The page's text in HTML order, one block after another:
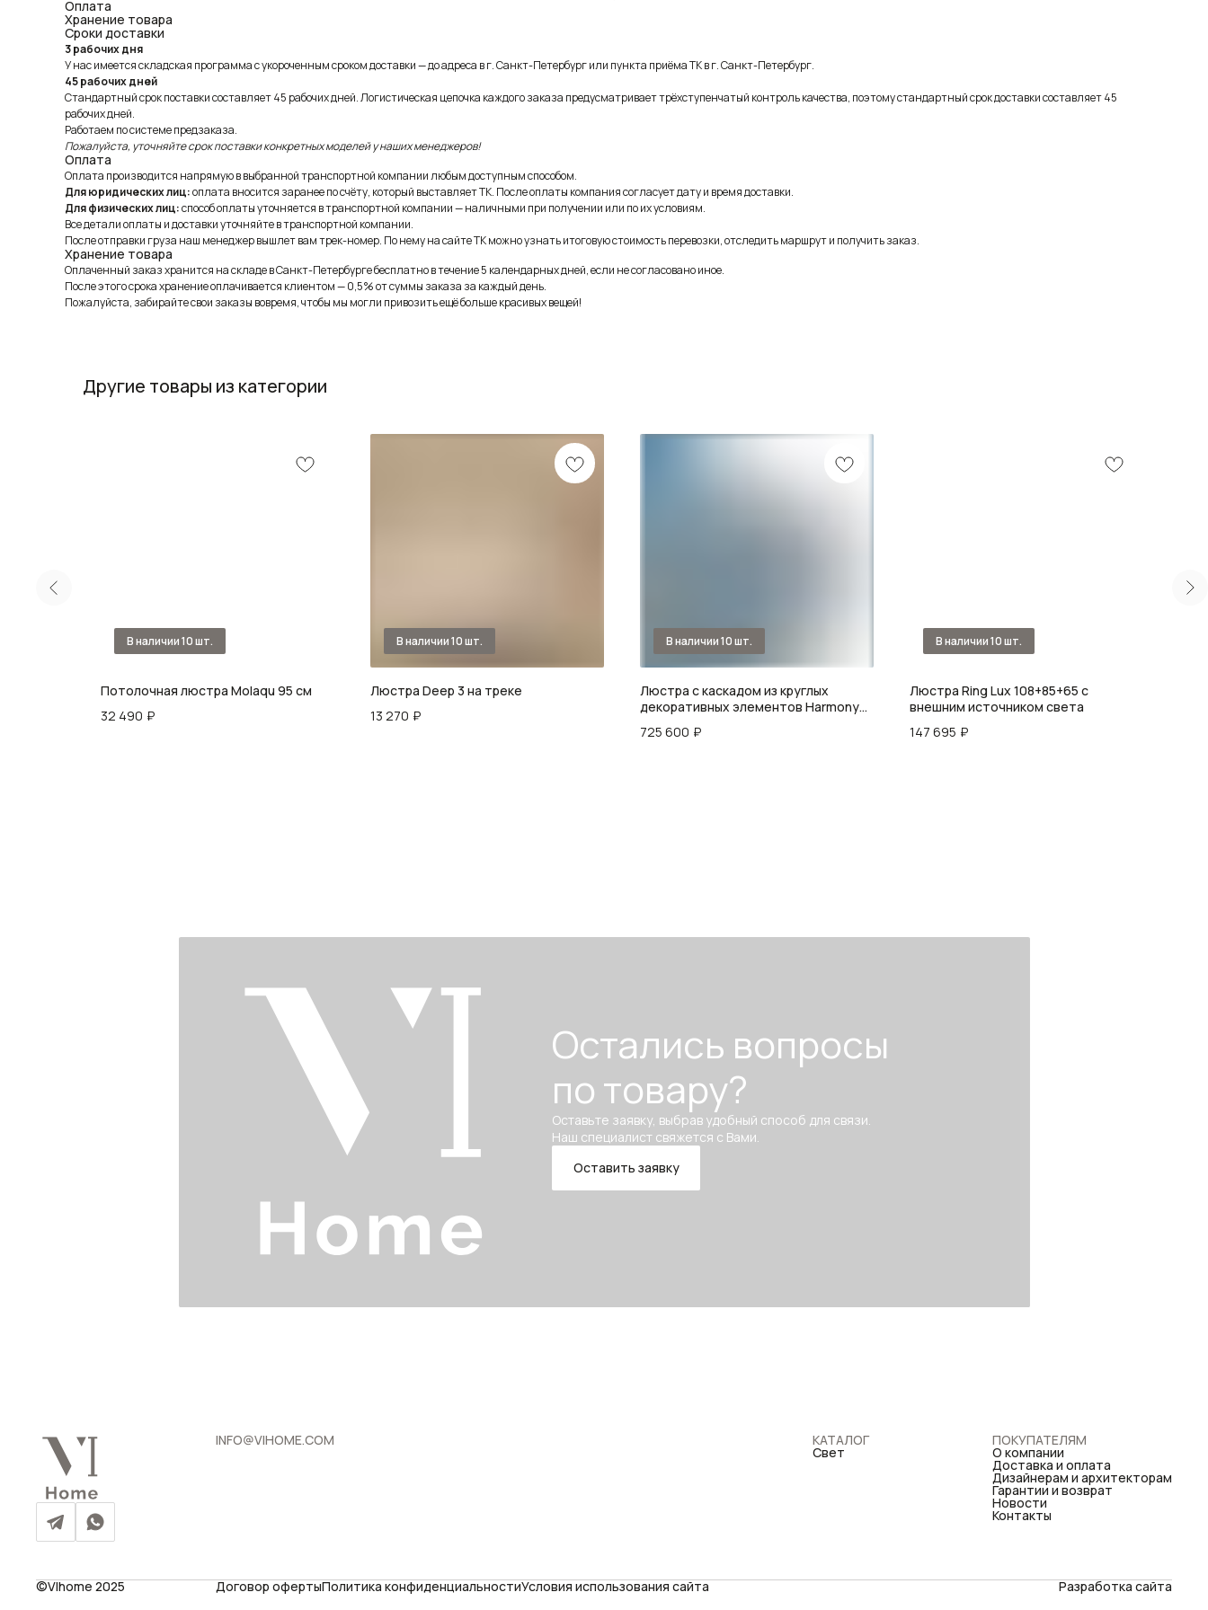
Оплата
Хранение товара
Сроки доставки
3 рабочих дня
У нас имеется складская программа с укороченным сроком доставки — до адреса в г. Санкт-Петербург или пункта приёма ТК в г. Санкт-Петербург.
45 рабочих дней
Стандартный срок поставки составляет 45 рабочих дней. Логистическая цепочка каждого заказа предусматривает трёхступенчатый контроль качества, поэтому стандартный срок доставки составляет 45
рабочих дней.
Работаем по системе предзаказа.
Пожалуйста, уточняйте срок поставки конкретных моделей у наших менеджеров!
Оплата
Оплата производится напрямую в выбранной транспортной компании любым доступным способом.
Для юридических лиц:оплата вносится заранее по счёту, который выставляет ТК. После оплаты компания согласует дату и время доставки.
Для физических лиц:способ оплаты уточняется в транспортной компании — наличными при получении или по их условиям.
Все детали оплаты и доставки уточняйте в транспортной компании.
После отправки груза наш менеджер вышлет вам трек-номер. По нему на сайте ТК можно узнать итоговую стоимость перевозки, отследить маршрут и получить заказ.
Хранение товара
Оплаченный заказ хранится на складе в Санкт-Петербурге бесплатно в течение 5 календарных дней, если не согласовано иное.
После этого срока хранение оплачивается клиентом — 0,5% от суммы заказа за каждый день.
Пожалуйста, забирайте свои заказы вовремя, чтобы мы могли привозить ещё больше красивых вещей!
Другие товары из категории
Потолочная люстра Molaqu 95 см
32 490 ₽
Люстра Deep 3 на треке
13 270 ₽
Люстра с каскадом из круглых
декоративных элементов Harmony
725 600 ₽
Люстра Ring Lux 108+85+65 с
внешним источником света
147 695 ₽
Остались вопросы
по товару?
Оставьте заявку, выбрав удобный способ для связи.
Наш специалист свяжется с Вами.
Оставить заявку
INFO@VIHOME.COM КАТАЛОГ
Свет
ПОКУПАТЕЛЯМ
О компании
Доставка и оплата
Дизайнерам и архитекторам
Гарантии и возврат
Новости
Контакты
©VIhome 2025 Договор офертыПолитика конфиденциальностиУсловия использования сайта Разработка сайта